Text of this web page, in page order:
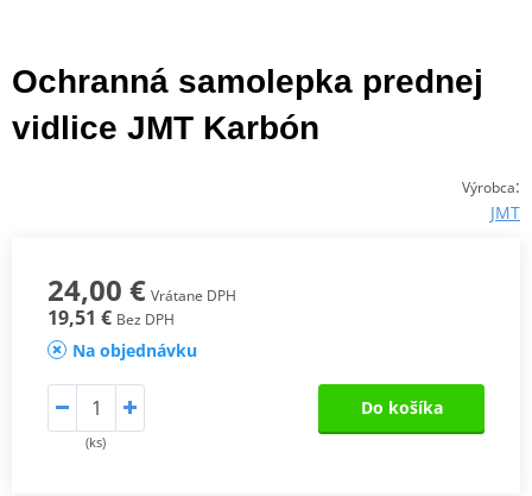
Ochranná samolepka prednej
vidlice JMT Karbón
Výrobca:
JMT
24,00 € Vrátane DPH
19,51 € Bez DPH
Na objednávku
(ks)
Do košíka